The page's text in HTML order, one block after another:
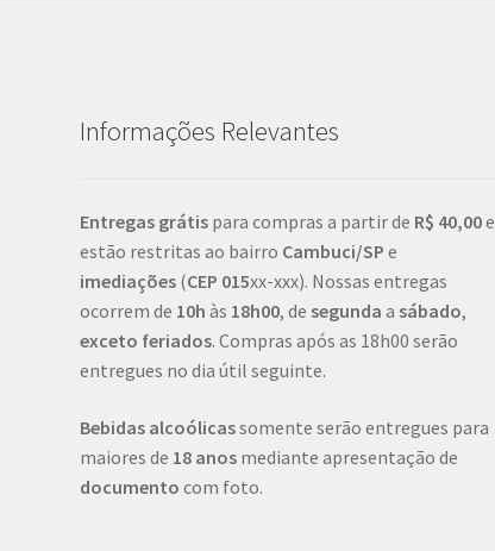
Informações Relevantes
Entregas grátis para compras a partir de R$ 40,00e
estão restritas ao bairro Cambuci/SP e
imediações (CEP 015xx-xxx). Nossas entregas
ocorrem de 10h às 18h00, de segunda a sábado,
exceto feriados. Compras após as 18h00 serão
entregues no dia útil seguinte.
Bebidas alcoólicassomente serão entregues para
maiores de 18 anos mediante apresentação de
documento com foto.